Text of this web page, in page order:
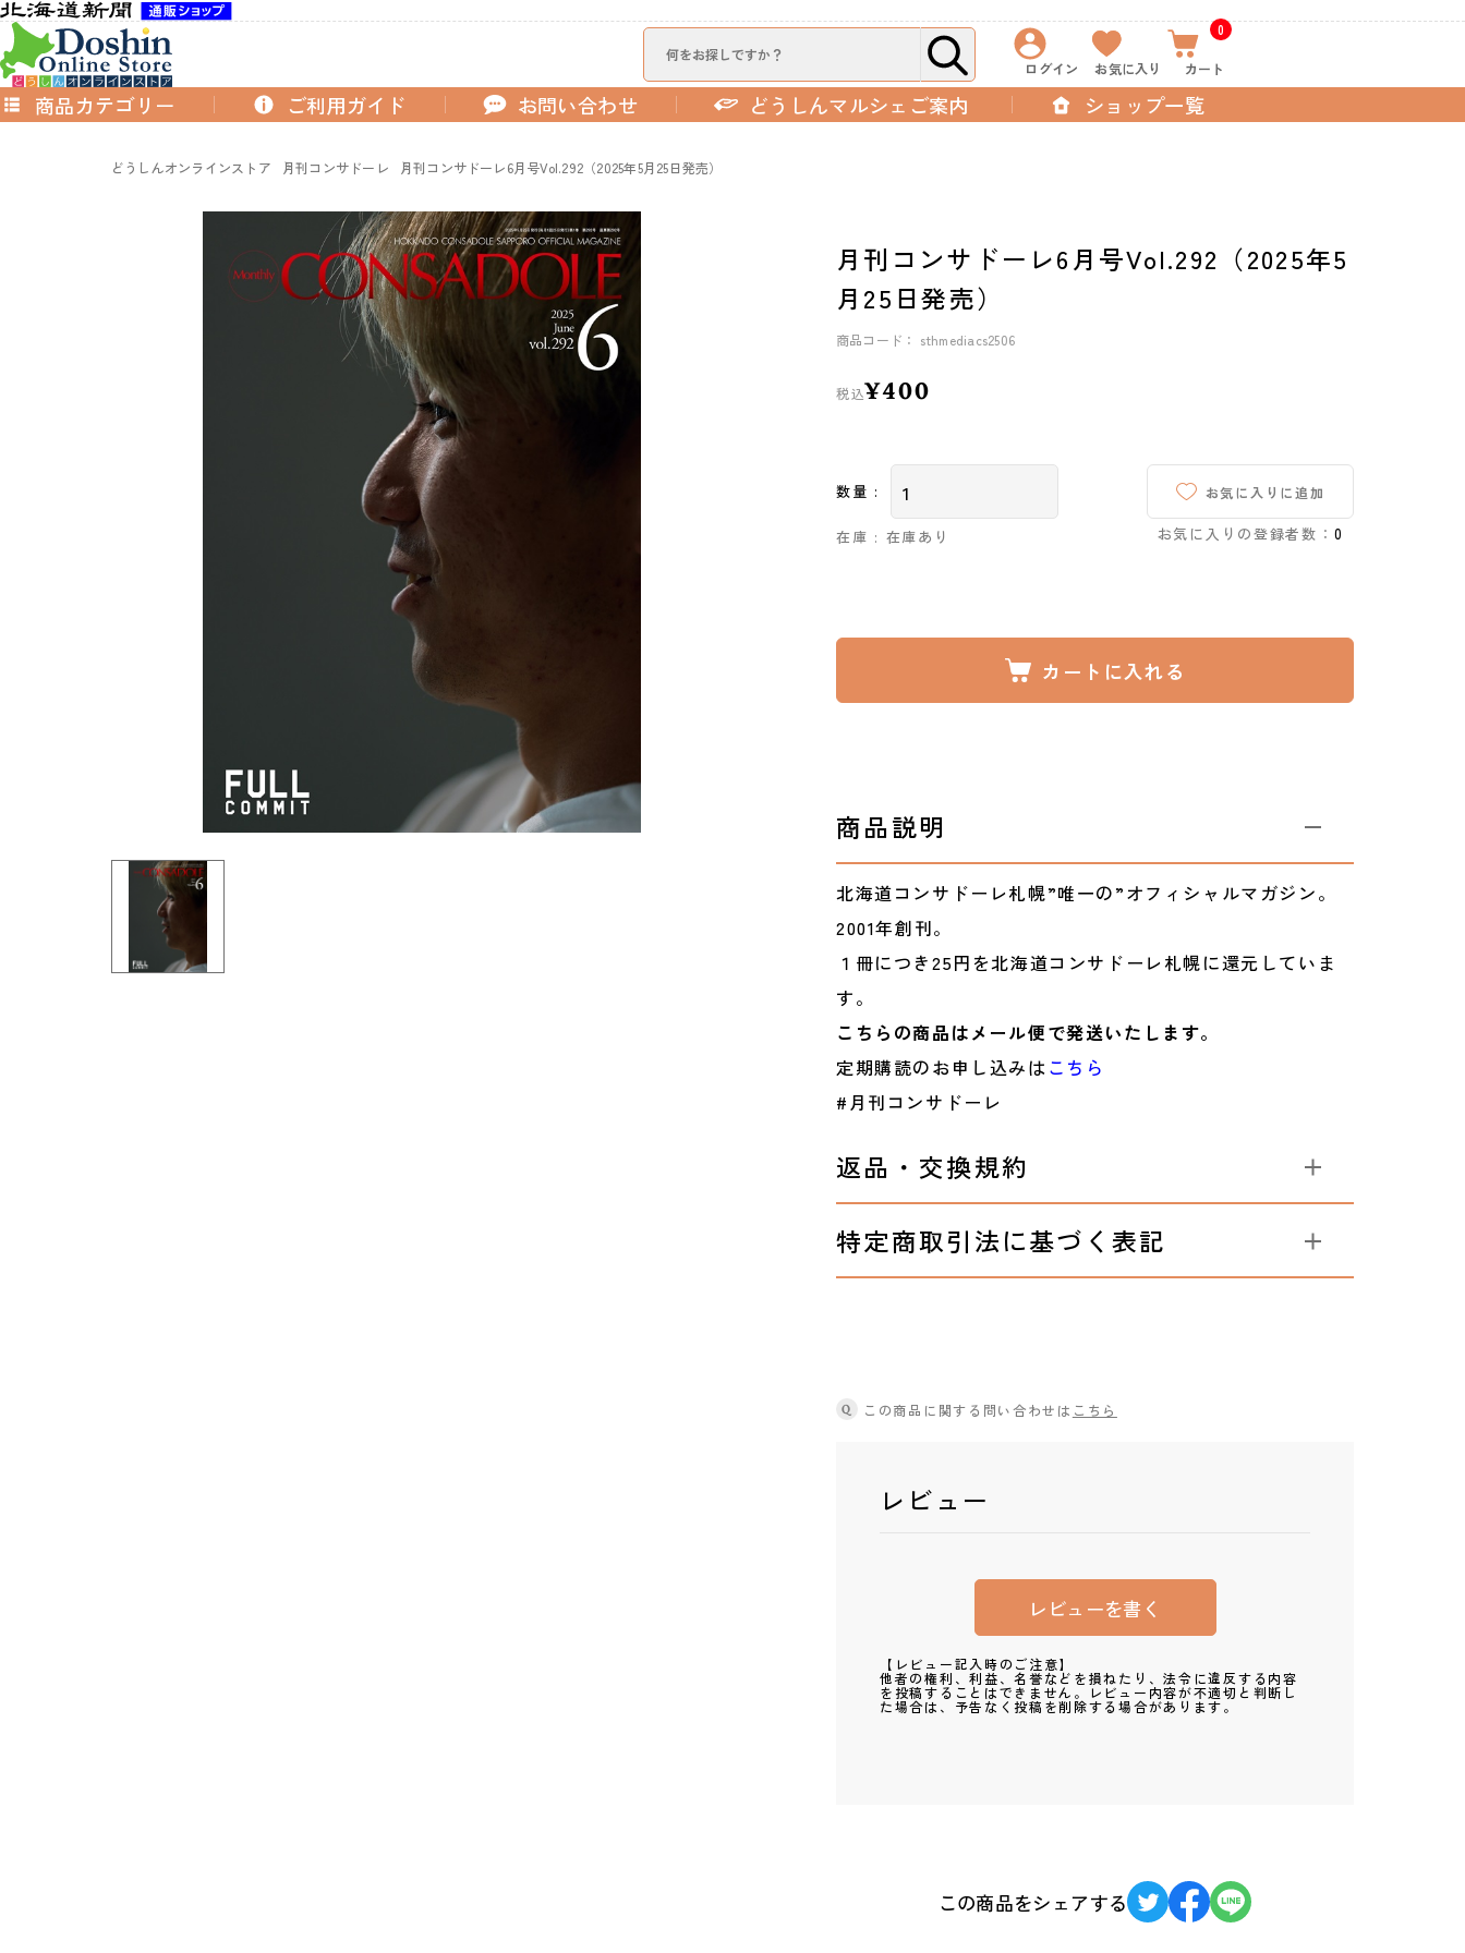
ログイン お気に入り
0
カート
商品カテゴリー ショップ一覧
ご利用ガイド お問い合わせ どうしんマルシェご案内
どうしんオンラインストア 月刊コンサドーレ 月刊コンサドーレ6月号Vol.292（2025年5月25日発売）
月刊コンサドーレ6月号Vol.292（2025年5
月25日発売）
商品コード： sthmediacs2506
税込¥400
数量 :
在庫 : 在庫あり
お気に入りに追加
お気に入りの登録者数： 0
カートに入れる
商品説明
北海道コンサドーレ札幌”唯一の”オフィシャルマガジン。
2001年創刊。
１冊につき25円を北海道コンサドーレ札幌に還元していま
す。
こちらの商品はメール便で発送いたします。
定期購読のお申し込みはこちら
#月刊コンサドーレ
返品・交換規約
特定商取引法に基づく表記
Q この商品に関する問い合わせは こちら
レビュー
レビューを書く
【レビュー記入時のご注意】
他者の権利、利益、名誉などを損ねたり、法令に違反する内容
を投稿することはできません。レビュー内容が不適切と判断し
た場合は、予告なく投稿を削除する場合があります。
この商品をシェアする